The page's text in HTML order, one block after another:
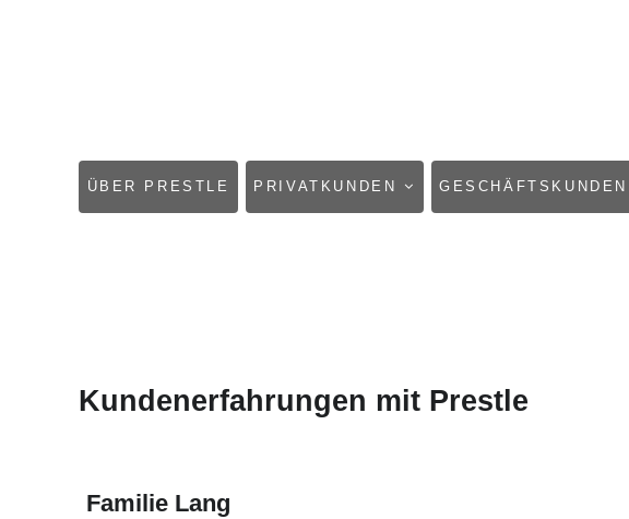
NAVIGATION
ÜBER PRESTLE PRIVATKUNDEN GESCHÄFTSKUNDEN
Kundenerfahrungen mit Prestle
Familie Lang